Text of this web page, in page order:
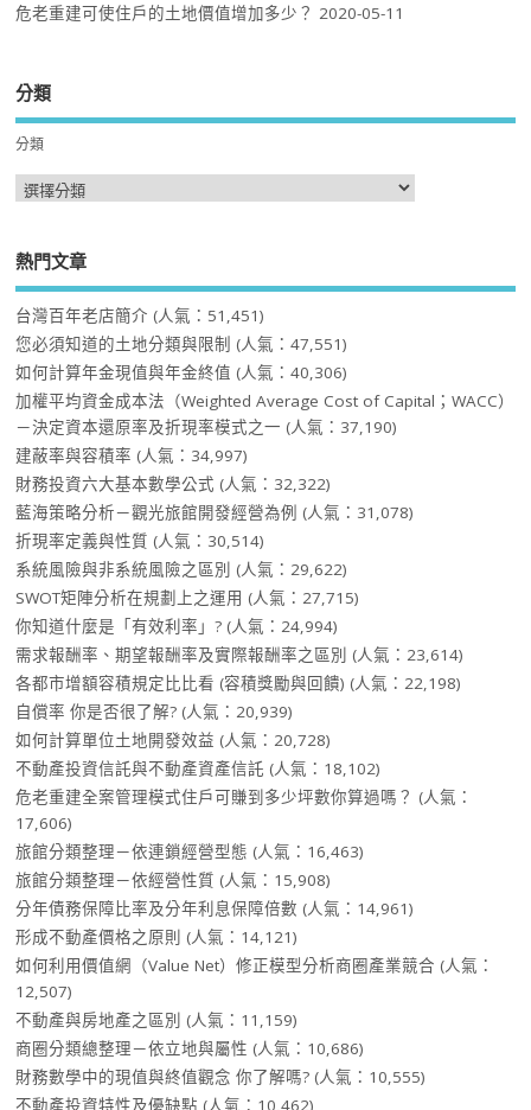
危老重建可使住戶的土地價值增加多少？ 2020-05-11
分類
分類
熱門文章
台灣百年老店簡介 (人氣：51,451)
您必須知道的土地分類與限制 (人氣：47,551)
如何計算年金現值與年金終值 (人氣：40,306)
加權平均資金成本法（Weighted Average Cost of Capital；WACC）
－決定資本還原率及折現率模式之一 (人氣：37,190)
建蔽率與容積率 (人氣：34,997)
財務投資六大基本數學公式 (人氣：32,322)
藍海策略分析－觀光旅館開發經營為例 (人氣：31,078)
折現率定義與性質 (人氣：30,514)
系統風險與非系統風險之區別 (人氣：29,622)
SWOT矩陣分析在規劃上之運用 (人氣：27,715)
你知道什麼是「有效利率」? (人氣：24,994)
需求報酬率、期望報酬率及實際報酬率之區別 (人氣：23,614)
各都市增額容積規定比比看 (容積獎勵與回饋) (人氣：22,198)
自償率 你是否很了解? (人氣：20,939)
如何計算單位土地開發效益 (人氣：20,728)
不動產投資信託與不動產資產信託 (人氣：18,102)
危老重建全案管理模式住戶可賺到多少坪數你算過嗎？ (人氣：
17,606)
旅館分類整理－依連鎖經營型態 (人氣：16,463)
旅館分類整理－依經營性質 (人氣：15,908)
分年債務保障比率及分年利息保障倍數 (人氣：14,961)
形成不動產價格之原則 (人氣：14,121)
如何利用價值網（Value Net）修正模型分析商圈產業競合 (人氣：
12,507)
不動產與房地產之區別 (人氣：11,159)
商圈分類總整理－依立地與屬性 (人氣：10,686)
財務數學中的現值與終值觀念 你了解嗎? (人氣：10,555)
不動產投資特性及優缺點 (人氣：10,462)